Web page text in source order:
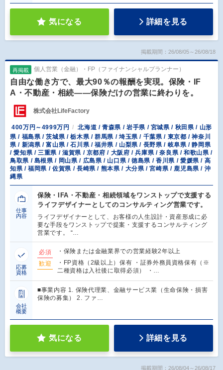
気になる 詳細を見る
掲載期間：26/08/05～26/08/18
再掲載 個人営業（金融）・FP（ファイナンシャルプランナー）
自由な働き方で、最大90％の報酬を実現。保険・IF
A・不動産・相続――保険だけの営業に終わりを。
株式会社LifeFactory
400万円～4999万円
北海道 / 青森県 / 岩手県 / 宮城県 / 秋田県 / 山形
県 / 福島県 / 茨城県 / 栃木県 / 群馬県 / 埼玉県 / 千葉県 / 東京都 / 神奈川
県 / 新潟県 / 富山県 / 石川県 / 福井県 / 山梨県 / 長野県 / 岐阜県 / 静岡県
/ 愛知県 / 三重県 / 滋賀県 / 京都府 / 大阪府 / 兵庫県 / 奈良県 / 和歌山県 /
鳥取県 / 島根県 / 岡山県 / 広島県 / 山口県 / 徳島県 / 香川県 / 愛媛県 / 高
知県 / 福岡県 / 佐賀県 / 長崎県 / 熊本県 / 大分県 / 宮崎県 / 鹿児島県 / 沖
縄県
仕事
内容
保険・IFA・不動産・相続領域をワンストップで支援する
ライフデザイナーとしてのコンサルティング営業です。
ライフデザイナーとして、お客様の人生設計・資産形成に必
要な手段をワンストップで提案・支援するコンサルティング
営業です。 “…
応募
資格
必須
・保険または金融業界での営業経験2年以上
歓迎
・FP資格（2級以上）保有 ・証券外務員資格保有（※
二種資格は入社後に取得必須） ・…
会社
概要
■事業内容 1. 保険代理業、金融サービス業（生命保険・損害
保険の募集） 2. ファ…
気になる 詳細を見る
掲載期間：26/08/04～26/08/17